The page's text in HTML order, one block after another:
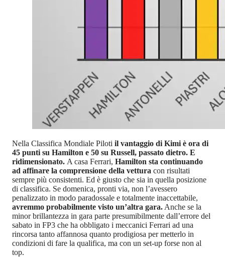
Nella Classifica Mondiale Piloti il vantaggio di Kimi è ora di
45 punti su Hamilton e 50 su Russell, passato dietro. E
ridimensionato. A casa Ferrari, Hamilton sta continuando
ad affinare la comprensione della vettura con risultati
sempre più consistenti. Ed è giusto che sia in quella posizione
di classifica. Se domenica, pronti via, non l’avessero
penalizzato in modo paradossale e totalmente inaccettabile,
avremmo probabilmente visto un’altra gara. Anche se la
minor brillantezza in gara parte presumibilmente dall’errore del
sabato in FP3 che ha obbligato i meccanici Ferrari ad una
rincorsa tanto affannosa quanto prodigiosa per metterlo in
condizioni di fare la qualifica, ma con un set-up forse non al
top.